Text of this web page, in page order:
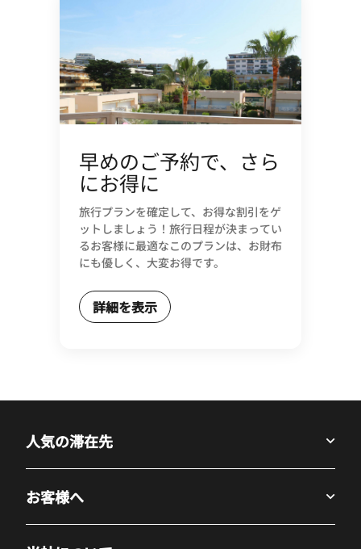
早めのご予約で、さら
にお得に
旅行プランを確定して、お得な割引をゲ
ットしましょう！旅行日程が決まってい
るお客様に最適なこのプランは、お財布
にも優しく、大変お得です。
詳細を表示
人気の滞在先
お客様へ